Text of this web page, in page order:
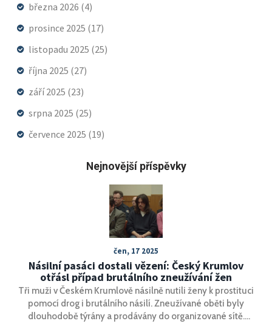
března 2026 (4)
prosince 2025 (17)
listopadu 2025 (25)
října 2025 (27)
září 2025 (23)
srpna 2025 (25)
července 2025 (19)
Nejnovější příspěvky
čen, 17 2025
Násilní pasáci dostali vězení: Český Krumlov
otřásl případ brutálního zneužívání žen
Tři muži v Českém Krumlově násilně nutili ženy k prostituci
pomocí drog i brutálního násilí. Zneužívané oběti byly
dlouhodobě týrány a prodávány do organizované sítě.